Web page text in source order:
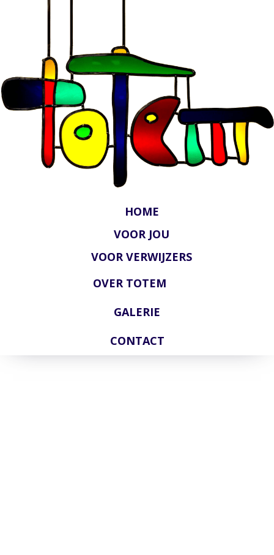
HOME
VOOR JOU
VOOR VERWIJZERS
OVER TOTEM
GALERIE
CONTACT